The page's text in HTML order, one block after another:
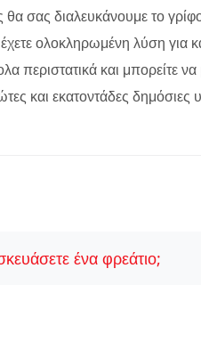
σας διαλευκάνουμε το γρίφο
ολοκληρωμένη λύση για
περιστατικά και μπορείτε
και εκατοντάδες δημόσιες
ένα φρεάτιο;